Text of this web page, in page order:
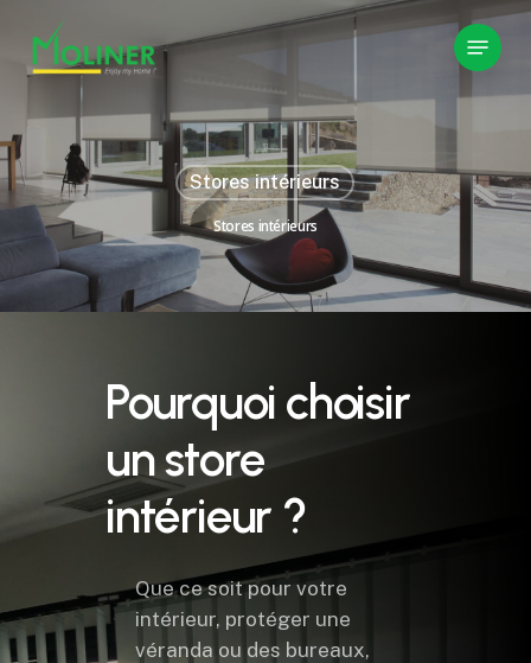
main
Menu
Stores intérieurs
Stores intérieurs
Pourquoi choisir
unstore
intérieur ?
Que ce soit pour votre
intérieur, protéger une
véranda ou des bureaux,